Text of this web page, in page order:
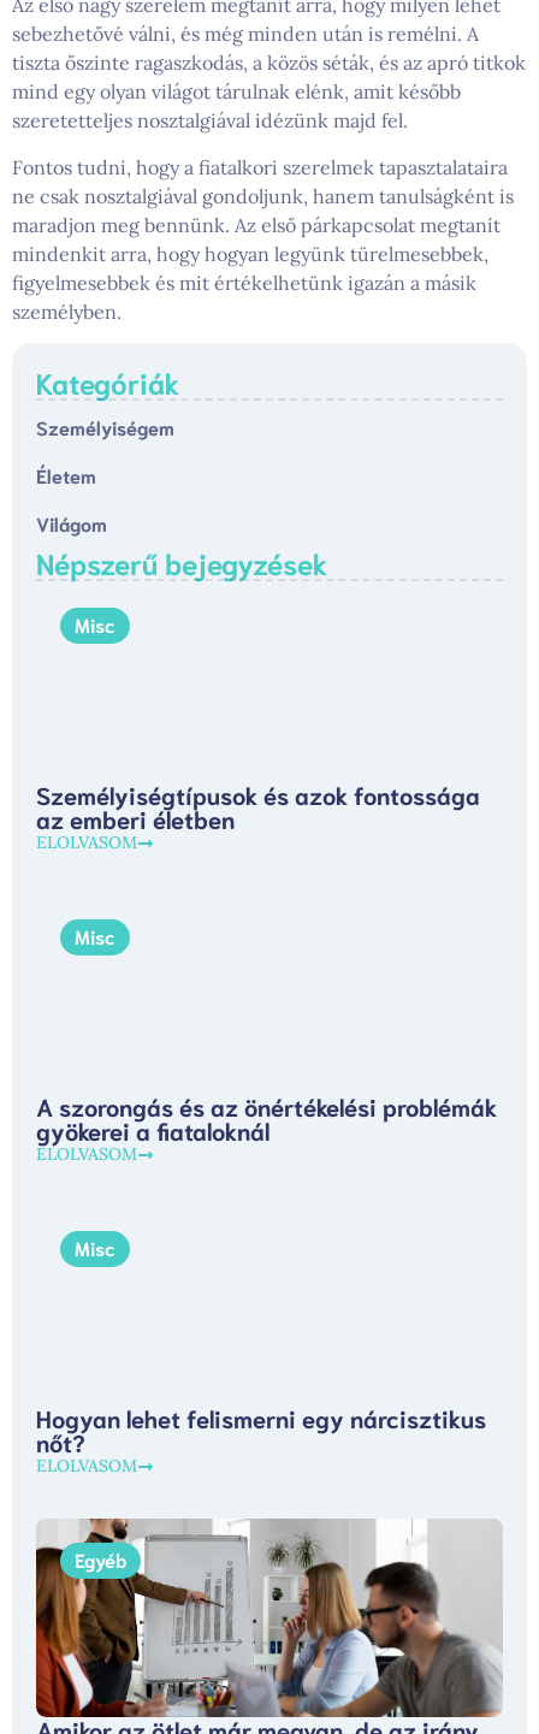
Az első nagy szerelem megtanít arra, hogy milyen lehet
sebezhetővé válni, és még minden után is remélni. A
tiszta őszinte ragaszkodás, a közös séták, és az apró titkok
mind egy olyan világot tárulnak elénk, amit később
szeretetteljes nosztalgiával idézünk majd fel.
Fontos tudni, hogy a fiatalkori szerelmek tapasztalataira
ne csak nosztalgiával gondoljunk, hanem tanulságként is
maradjon meg bennünk. Az első párkapcsolat megtanít
mindenkit arra, hogy hogyan legyünk türelmesebbek,
figyelmesebbek és mit értékelhetünk igazán a másik
személyben.
Kategóriák
Személyiségem
Életem
Világom
Népszerű bejegyzések
Misc
Személyiségtípusok és azok fontossága
az emberi életben
ELOLVASOM
Misc
A szorongás és az önértékelési problémák
gyökerei a fiataloknál
ELOLVASOM
Misc
Hogyan lehet felismerni egy nárcisztikus
nőt?
ELOLVASOM
Egyéb